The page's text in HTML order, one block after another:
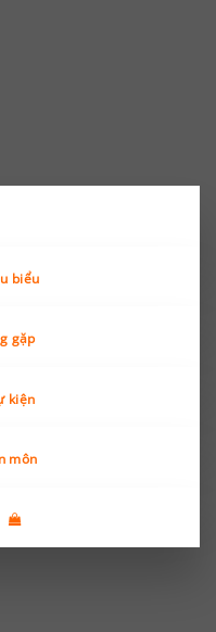
biểu
gặp
kiện
môn